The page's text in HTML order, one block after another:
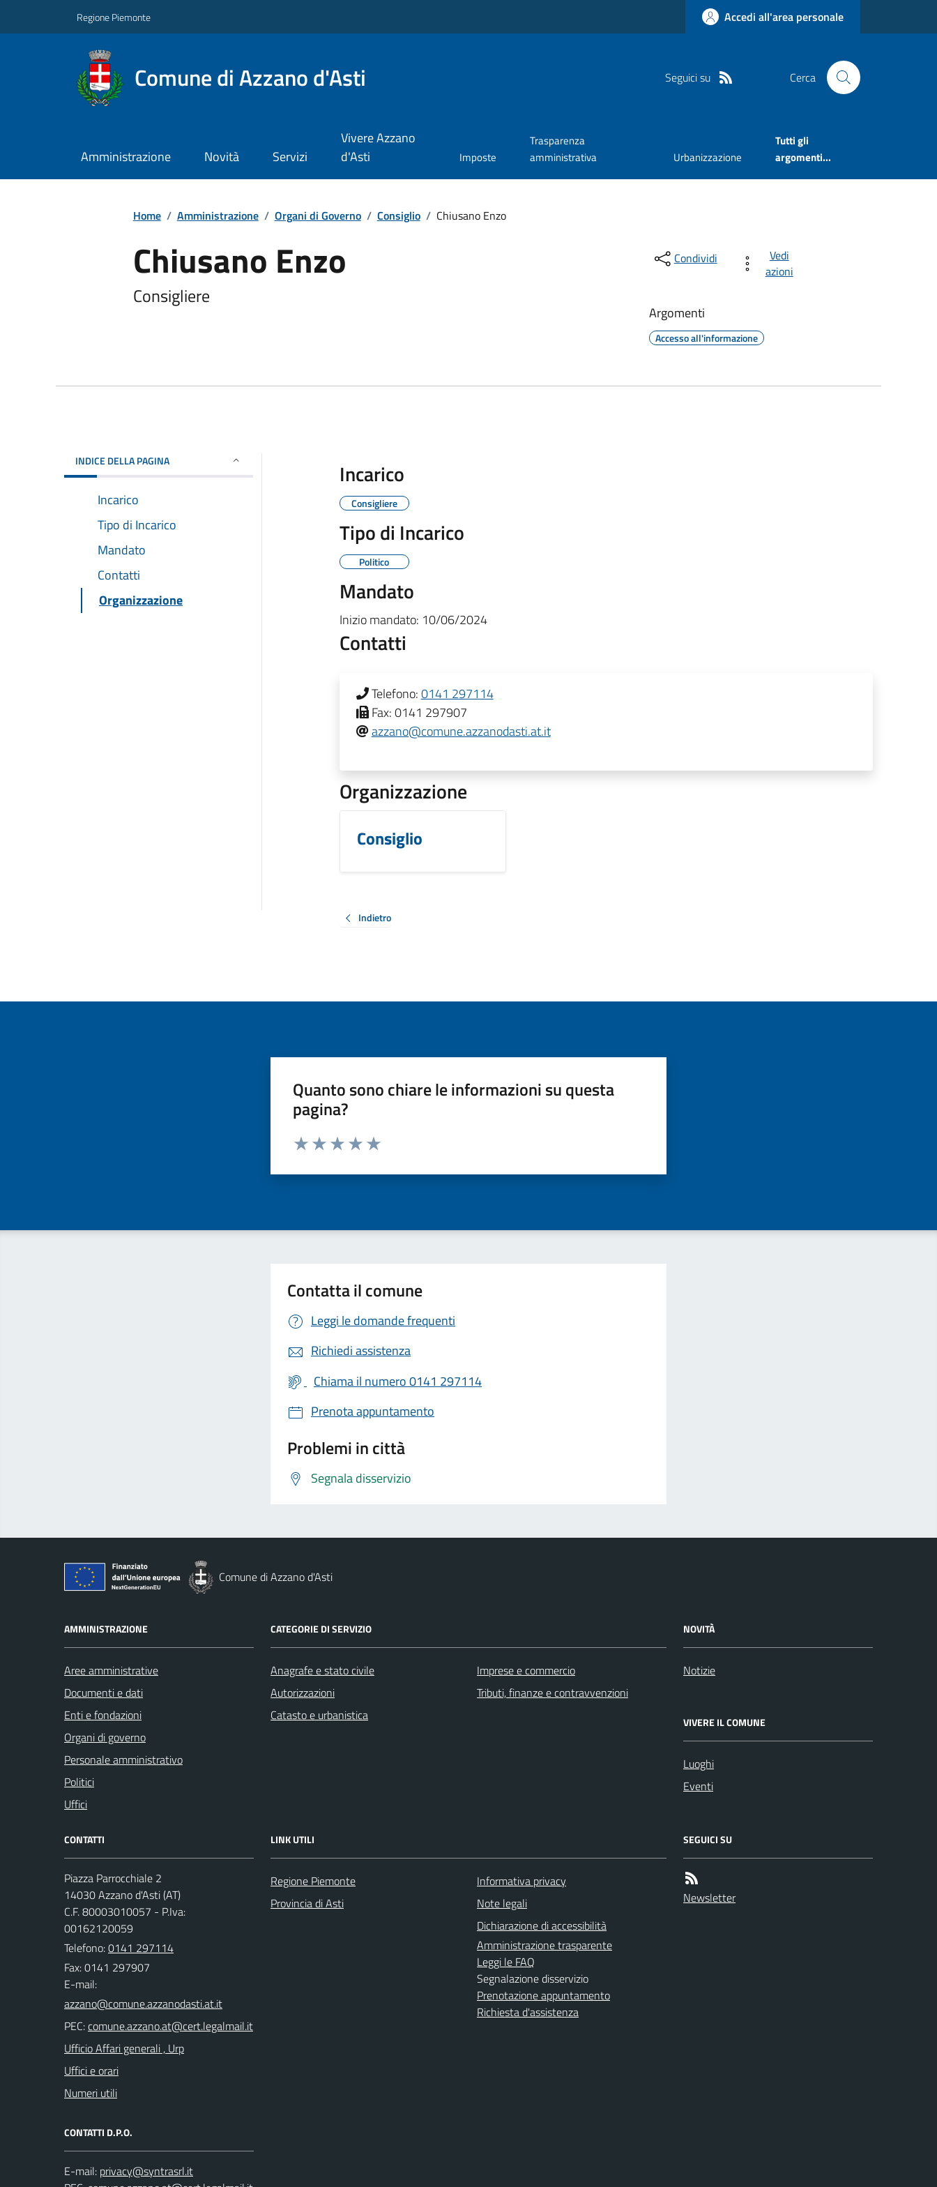
Regione Piemonte Accedi all'area personale
Comune di Azzano d'Asti Seguici su Cerca
Amministrazione Novità Servizi
Vivere Azzano
d'Asti
Imposte
Trasparenza
amministrativa
Urbanizzazione
Tutti gli
argomenti...
Home / Amministrazione / Organi di Governo / Consiglio / Chiusano Enzo
Chiusano Enzo
Consigliere
Condividi
Vedi
azioni
Argomenti
Accesso all'informazione
INDICE DELLA PAGINA
Incarico
Tipo di Incarico
Mandato
Contatti
Organizzazione
Incarico
Consigliere
Tipo di Incarico
Politico
Mandato
Inizio mandato: 10/06/2024
Contatti
Telefono:0141 297114
Fax:0141 297907
azzano@comune.azzanodasti.at.it
Organizzazione
Consiglio
Indietro
Quanto sono chiare le informazioni su questa
pagina?
Valuta da 1 a 5 stelle la pagina
Contatta il comune
Leggi le domande frequenti
Richiedi assistenza
Chiama il numero 0141 297114
Prenota appuntamento
Problemi in città
Segnala disservizio
Comune di Azzano d'Asti
AMMINISTRAZIONE
Aree amministrative
Documenti e dati
Enti e fondazioni
Organi di governo
Personale amministrativo
Politici
Uffici
CATEGORIE DI SERVIZIO
Anagrafe e stato civile
Autorizzazioni
Catasto e urbanistica
Imprese e commercio
Tributi, finanze e contravvenzioni
NOVITÀ
Notizie
VIVERE IL COMUNE
Luoghi
Eventi
CONTATTI
Piazza Parrocchiale 2
14030 Azzano d'Asti (AT)
C.F. 80003010057 - P.Iva:
00162120059
Telefono:0141 297114
Fax: 0141 297907
E-mail:
PEC:
Ufficio Affari generali , Urp
Uffici e orari
Numeri utili
CONTATTI D.P.O.
E-mail:
LINK UTILI
Regione Piemonte
Provincia di Asti
Informativa privacy
Note legali
Dichiarazione di accessibilità
Amministrazione trasparente
Leggi le FAQ
Segnalazione disservizio
Prenotazione appuntamento
Richiesta d'assistenza
SEGUICI SU
Newsletter